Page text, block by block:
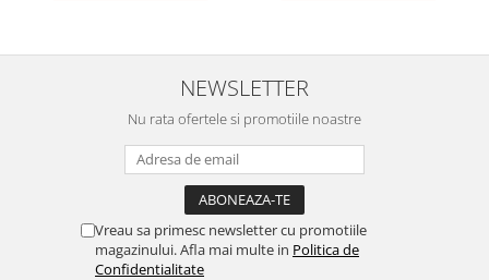
NEWSLETTER
Nu rata ofertele si promotiile noastre
Vreau sa primesc newsletter cu promotiile
magazinului. Afla mai multe in Politica de
Confidentialitate